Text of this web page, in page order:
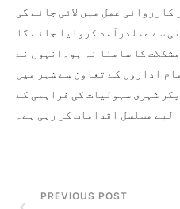
کارروائی عمل میں لائی جائے گی
سے عملدرآمد کروایا جائے گا
کا سامنا نہ ہو۔انہوں نے
اداروں کے تعاون سے شہر میں
شہری سہولیات کی فراہمی کے
لیے مسلسل اقدامات کر رہی ہے۔
PREVIOUS POST